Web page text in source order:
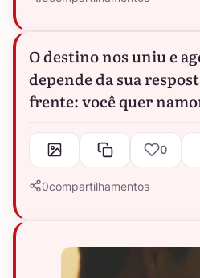
O destino nos uniu e
depende da sua
frente: você quer
0
0compartilhamentos